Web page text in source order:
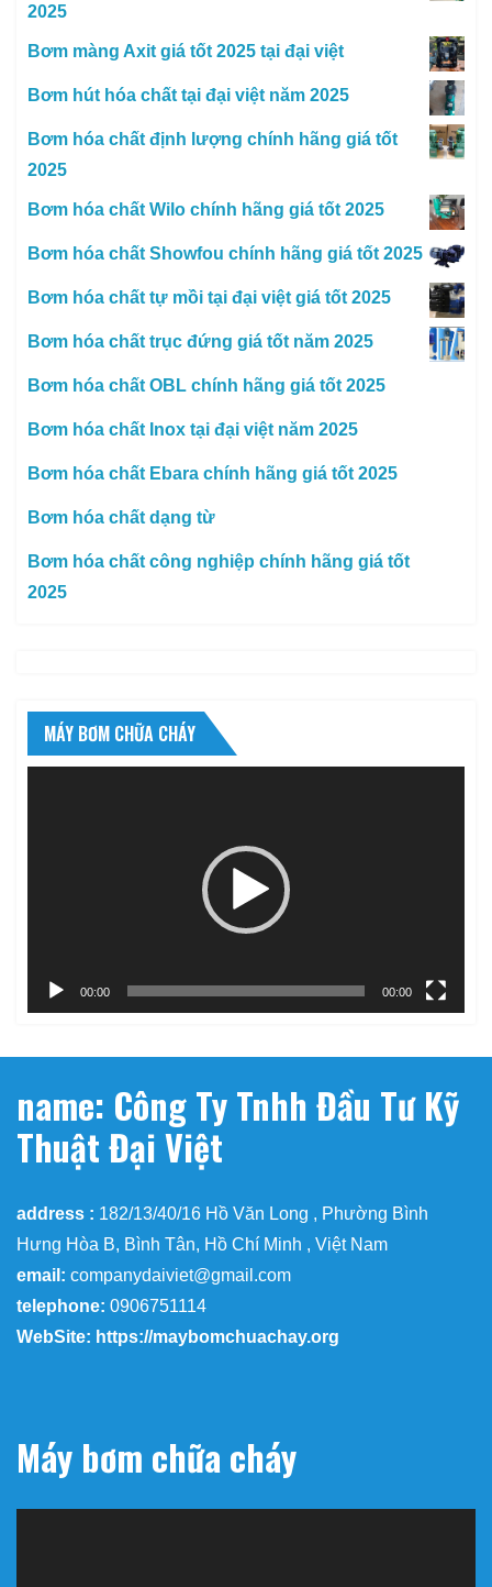
2025
Bơm màng Axit giá tốt 2025 tại đại việt
Bơm hút hóa chất tại đại việt năm 2025
Bơm hóa chất định lượng chính hãng giá tốt
2025
Bơm hóa chất Wilo chính hãng giá tốt 2025
Bơm hóa chất Showfou chính hãng giá tốt 2025
Bơm hóa chất tự mồi tại đại việt giá tốt 2025
Bơm hóa chất trục đứng giá tốt năm 2025
Bơm hóa chất OBL chính hãng giá tốt 2025
Bơm hóa chất Inox tại đại việt năm 2025
Bơm hóa chất Ebara chính hãng giá tốt 2025
Bơm hóa chất dạng từ
Bơm hóa chất công nghiệp chính hãng giá tốt
2025
MÁY BƠM CHỮA CHÁY
00:00 00:00
name: Công Ty Tnhh Đầu Tư Kỹ
Thuật Đại Việt
address : 182/13/40/16 Hồ Văn Long , Phường Bình
Hưng Hòa B, Bình Tân, Hồ Chí Minh , Việt Nam
email: companydaiviet@gmail.com
telephone: 0906751114
WebSite: https://maybomchuachay.org
Máy bơm chữa cháy